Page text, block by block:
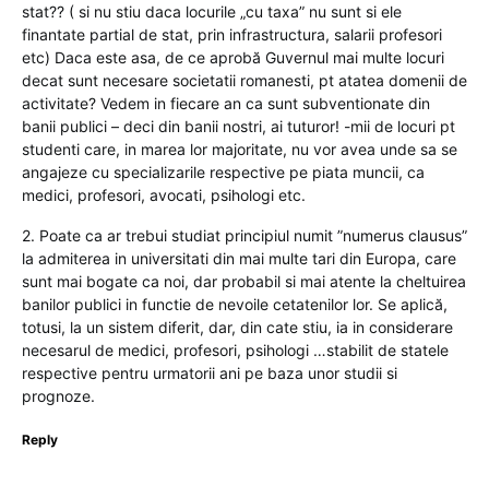
stat?? ( si nu stiu daca locurile „cu taxa” nu sunt si ele
finantate partial de stat, prin infrastructura, salarii profesori
etc) Daca este asa, de ce aprobă Guvernul mai multe locuri
decat sunt necesare societatii romanesti, pt atatea domenii de
activitate? Vedem in fiecare an ca sunt subventionate din
banii publici – deci din banii nostri, ai tuturor! -mii de locuri pt
studenti care, in marea lor majoritate, nu vor avea unde sa se
angajeze cu specializarile respective pe piata muncii, ca
medici, profesori, avocati, psihologi etc.
2. Poate ca ar trebui studiat principiul numit ”numerus clausus”
la admiterea in universitati din mai multe tari din Europa, care
sunt mai bogate ca noi, dar probabil si mai atente la cheltuirea
banilor publici in functie de nevoile cetatenilor lor. Se aplică,
totusi, la un sistem diferit, dar, din cate stiu, ia in considerare
necesarul de medici, profesori, psihologi …stabilit de statele
respective pentru urmatorii ani pe baza unor studii si
prognoze.
Reply